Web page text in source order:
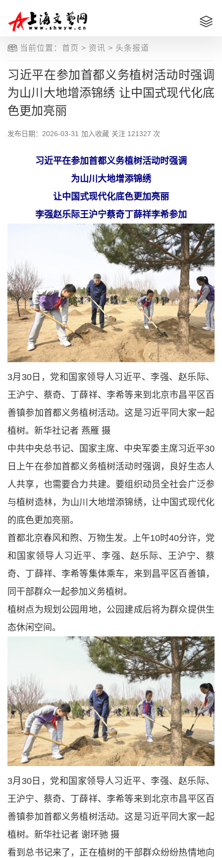
当前位置： 首页 > 资讯 > 头条报道
习近平在参加首都义务植树活动时强调
为山川大地增添锦绣 让中国式现代化底
色更加亮丽
发布日期：2026-03-31 加入收藏 关注 121327 次
习近平在参加首都义务植树活动时强调
为山川大地增添锦绣
让中国式现代化底色更加亮丽
李强赵乐际王沪宁蔡奇丁薛祥李希参加
3月30日，党和国家领导人习近平、李强、赵乐际、
王沪宁、蔡奇、丁薛祥、李希等来到北京市昌平区百
善镇参加首都义务植树活动。这是习近平同大家一起
植树。新华社记者 燕雁 摄
中共中央总书记、国家主席、中央军委主席习近平30
日上午在参加首都义务植树活动时强调，良好生态人
人共享，也需要合力共建。要组织动员全社会广泛参
与植树造林，为山川大地增添锦绣，让中国式现代化
的底色更加亮丽。
首都北京春风和煦、万物生发。上午10时40分许，党
和国家领导人习近平、李强、赵乐际、王沪宁、蔡
奇、丁薛祥、李希等集体乘车，来到昌平区百善镇，
同干部群众一起参加义务植树。
植树点为规划公园用地，公园建成后将为群众提供生
态休闲空间。
3月30日，党和国家领导人习近平、李强、赵乐际、
王沪宁、蔡奇、丁薛祥、李希等来到北京市昌平区百
善镇参加首都义务植树活动。这是习近平同大家一起
植树。新华社记者 谢环驰 摄
看到总书记来了，正在植树的干部群众纷纷热情地向